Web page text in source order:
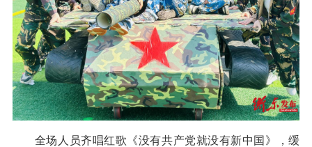
全场人员齐唱红歌《没有共产党就没有新中国》，缓